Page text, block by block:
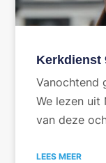
Kerkdienst
Vanochtend
We lezen uit
van deze
LEES MEER